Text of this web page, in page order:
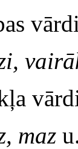
maz